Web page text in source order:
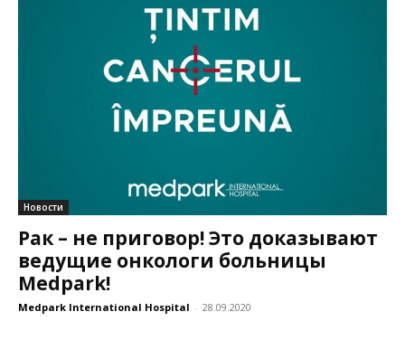
Новости
Рак – не приговор! Это доказывают
ведущие онкологи больницы
Medpark!
Medpark International Hospital - 28.09.2020